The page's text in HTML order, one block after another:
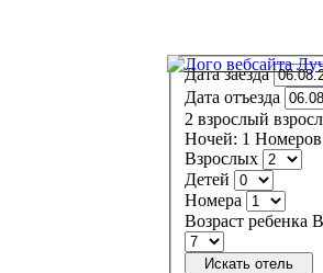
Дата заезда
Дата отъезда
2 взрослый
Ночей: 1
Взрослых
Детей
Номера
Возраст ребенка
Искать отель